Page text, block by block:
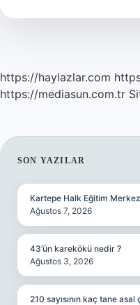
Ne
https://haylazlar.com
https://mediasun.com.tr
SIDEBAR
SON YAZILAR
Kartepe Halk Eğitim
Ağustos 7, 2026
43’ün karekökü nedir ?
Ağustos 3, 2026
210 sayısının kaç tane asal